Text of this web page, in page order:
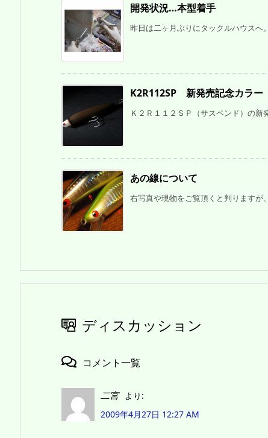
開発状況…本型着手
昨日は二ヶ月ぶりにタックルハウスへ
K2R112SP 新発売記念カラー
Ｋ２Ｒ１１２ＳＰ（サスペンド）の
あの線について
右写真や現物をご覧頂くと判りますが
ディスカッション
コメント一覧
二宮 より:
2009年4月27日 12:27 AM